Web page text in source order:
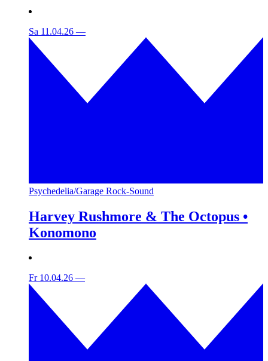
Sa 11.04.26 —
Psychedelia/Garage Rock-Sound
Harvey Rushmore & The Octopus •
Konomono
Fr 10.04.26 —